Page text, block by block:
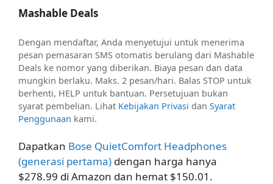
Mashable Deals
Dengan mendaftar, Anda menyetujui untuk menerima
pesan pemasaran SMS otomatis berulang dari Mashable
Deals ke nomor yang diberikan. Biaya pesan dan data
mungkin berlaku. Maks. 2 pesan/hari. Balas STOP untuk
berhenti, HELP untuk bantuan. Persetujuan bukan
syarat pembelian. Lihat Kebijakan Privasi dan Syarat
Penggunaan kami.
Dapatkan Bose QuietComfort Headphones
(generasi pertama) dengan harga hanya
$278.99 di Amazon dan hemat $150.01.